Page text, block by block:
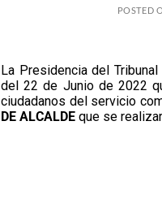
POSTED
La Presidencia del
del 22 de Junio de 2022
ciudadanos del servicio
DE ALCALDE que se